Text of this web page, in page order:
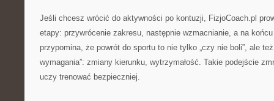
Jeśli chcesz wrócić do aktywności po kontuzji, FizjoCoach.pl
etapy: przywrócenie zakresu, następnie wzmacnianie, a na
przypomina, że powrót do sportu to nie tylko „czy nie boli”, ale
wymagania”: zmiany kierunku, wytrzymałość. Takie podejście
uczy trenować bezpieczniej.